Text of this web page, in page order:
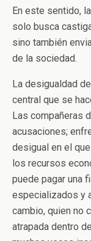
En este sentido,
solo busca
sino también
de la sociedad.
La desigualdad
central que se
Las compañeras
acusaciones;
desigual en el
los recursos
puede pagar una
especializados y
cambio, quien no
atrapada dentro